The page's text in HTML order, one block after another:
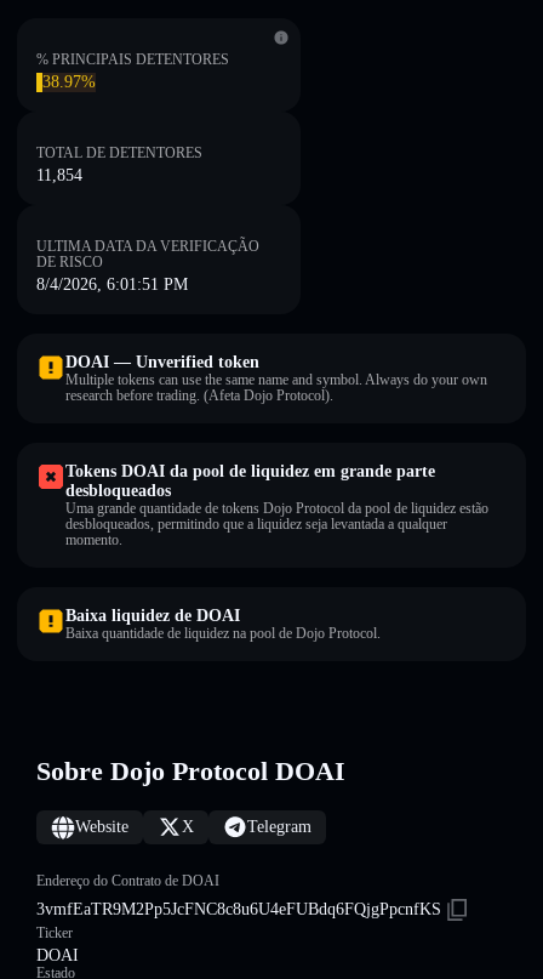
% PRINCIPAIS DETENTORES
38.97%
TOTAL DE DETENTORES
11,854
ULTIMA DATA DA VERIFICAÇÃO
DE RISCO
8/4/2026, 6:01:51 PM
DOAI — Unverified token
Multiple tokens can use the same name and symbol. Always do your own
research before trading. (Afeta Dojo Protocol).
Tokens DOAI da pool de liquidez em grande parte
desbloqueados
Uma grande quantidade de tokens Dojo Protocol da pool de liquidez estão
desbloqueados, permitindo que a liquidez seja levantada a qualquer
momento.
Baixa liquidez de DOAI
Baixa quantidade de liquidez na pool de Dojo Protocol.
Sobre Dojo Protocol DOAI
Website X Telegram
Endereço do Contrato de DOAI
3vmfEaTR9M2Pp5JcFNC8c8u6U4eFUBdq6FQjgPpcnfKS
Ticker
DOAI
Estado